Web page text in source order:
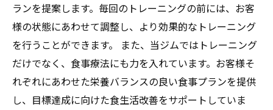
ランを提案します。毎回のトレーニングの前には、お客
様の状態にあわせて調整し、より効果的なトレーニング
を行うことができます。 また、当ジムではトレーニング
だけでなく、食事療法にも力を入れています。お客様そ
れぞれにあわせた栄養バランスの良い食事プランを提供
し、目標達成に向けた食生活改善をサポートしていま